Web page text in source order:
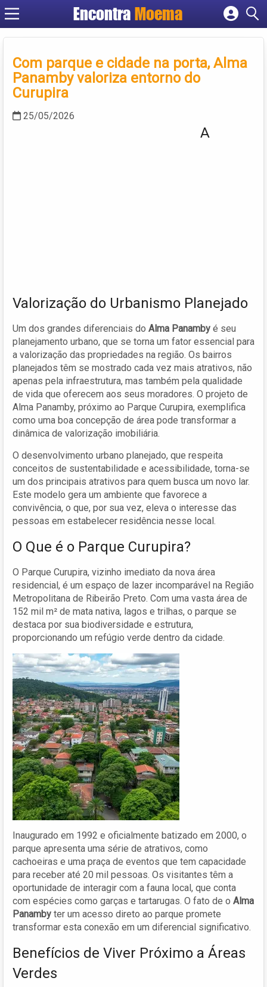
Encontra Moema
Criar conta
Com parque e cidade na porta, Alma
Panamby valoriza entorno do
Curupira
25/05/2026
A
Valorização do Urbanismo Planejado
Um dos grandes diferenciais do Alma Panamby é seu
planejamento urbano, que se torna um fator essencial para
a valorização das propriedades na região. Os bairros
planejados têm se mostrado cada vez mais atrativos, não
apenas pela infraestrutura, mas também pela qualidade
de vida que oferecem aos seus moradores. O projeto de
Alma Panamby, próximo ao Parque Curupira, exemplifica
como uma boa concepção de área pode transformar a
dinâmica de valorização imobiliária.
O desenvolvimento urbano planejado, que respeita
conceitos de sustentabilidade e acessibilidade, torna-se
um dos principais atrativos para quem busca um novo lar.
Este modelo gera um ambiente que favorece a
convivência, o que, por sua vez, eleva o interesse das
pessoas em estabelecer residência nesse local.
O Que é o Parque Curupira?
O Parque Curupira, vizinho imediato da nova área
residencial, é um espaço de lazer incomparável na Região
Metropolitana de Ribeirão Preto. Com uma vasta área de
152 mil m² de mata nativa, lagos e trilhas, o parque se
destaca por sua biodiversidade e estrutura,
proporcionando um refúgio verde dentro da cidade.
Inaugurado em 1992 e oficialmente batizado em 2000, o
parque apresenta uma série de atrativos, como
cachoeiras e uma praça de eventos que tem capacidade
para receber até 20 mil pessoas. Os visitantes têm a
oportunidade de interagir com a fauna local, que conta
com espécies como garças e tartarugas. O fato de o Alma
Panamby ter um acesso direto ao parque promete
transformar esta conexão em um diferencial significativo.
Benefícios de Viver Próximo a Áreas
Verdes